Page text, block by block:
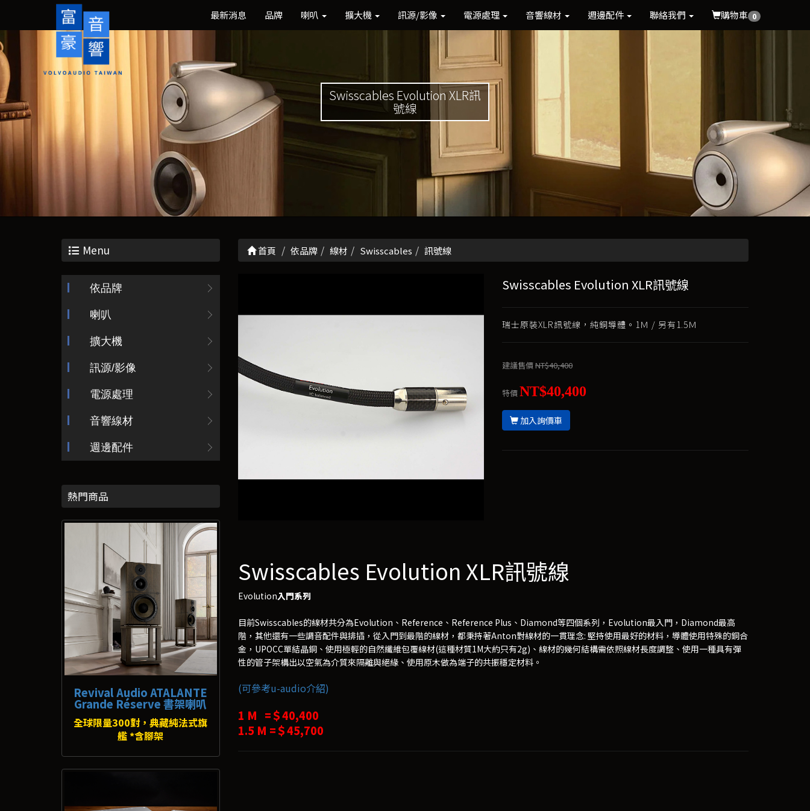
最新消息 品牌 喇叭 擴大機 訊源/影像 電源處理 音響線材 週邊配件 聯絡我們 購物車 0
Swisscables Evolution XLR訊
號線
Menu
依品牌
喇叭
擴大機
訊源/影像
電源處理
音響線材
週邊配件
熱門商品
Revival Audio ATALANTE
Grande Réserve 書架喇叭
全球限量300對，典藏純法式旗
艦 *含腳架
首頁 依品牌 線材 Swisscables 訊號線
Swisscables Evolution XLR訊號線
瑞士原裝XLR訊號線，純銅導體。1Ｍ / 另有1.5Ｍ
建議售價NT$40,400
特價NT$40,400
加入詢價車
Swisscables Evolution XLR訊號線
Evolution入門系列
目前Swisscables的線材共分為Evolution、Reference、Reference Plus、Diamond等四個系列，Evolution最入門，Diamond最高
階，其他還有一些調音配件與排插，從入門到最階的線材，都秉持著Anton對線材的一貫理念: 堅持使用最好的材料，導體使用特殊的銅合
金，UPOCC單結晶銅、使用極輕的自然纖維包覆線材(這種材質1M大約只有2g)、線材的幾何結構需依照線材長度調整、使用一種具有彈
性的管子架構出以空氣為介質來隔離與絕緣、使用原木做為端子的共振穩定材料。
(可參考u-audio介紹)
1 M =＄40,400
1.5 M =＄45,700